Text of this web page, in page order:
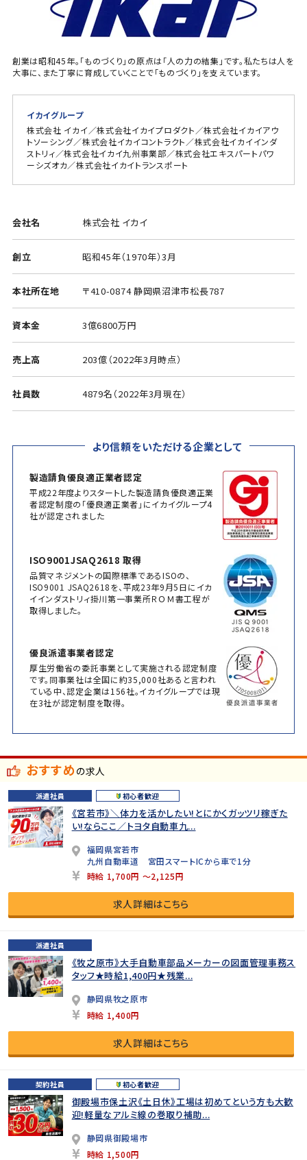
創業は昭和45年。「ものづくり」の原点は「人の力の結集」です。私たちは人を
大事に、また丁寧に育成していくことで「ものづくり」を支えています。
イカイグループ
株式会社 イカイ／株式会社イカイプロダクト／株式会社イカイアウ
トソーシング／株式会社イカイコントラクト／株式会社イカイインダ
ストリィ／株式会社イカイ九州事業部／株式会社エキスパートパワ
ーシズオカ／株式会社イカイトランスポート
会社名 株式会社 イカイ
創立 昭和45年（1970年）3月
本社所在地 〒410-0874 静岡県沼津市松長787
資本金 3億6800万円
売上高 203億（2022年3月時点）
社員数 4879名（2022年3月現在）
より信頼をいただける企業として
製造請負優良適正業者認定
平成22年度よりスタートした製造請負優良適正業
者認定制度の「優良適正業者」にイカイグループ4
社が認定されました
ISO9001JSAQ2618 取得
品質マネジメントの国際標準であるISOの、
ISO9001 JSAQ2618を、平成23年9月5日にイカ
イインダストリィ掛川第一事業所ＲＯＭ書工程が
取得しました。
優良派遣事業者認定
厚生労働省の委託事業として実施される認定制度
です。同事業社は全国に約35,000社あると言われ
ている中、認定企業は156社。イカイグループでは現
在3社が認定制度を取得。
おすすめの求人
派遣社員 初心者歓迎
《宮若市》＼体力を活かしたい!とにかくガッツリ稼ぎた
い!ならここ／トヨタ自動車九...
福岡県宮若市
九州自動車道 宮田スマートICから車で1分
時給 1,700円 ～2,125円
求人詳細はこちら
派遣社員
《牧之原市》大手自動車部品メーカーの図面管理事務ス
タッフ★時給1,400円★残業...
静岡県牧之原市
時給 1,400円
求人詳細はこちら
契約社員 初心者歓迎
御殿場市保土沢《土日休》工場は初めてという方も大歓
迎!軽量なアルミ線の巻取り補助...
静岡県御殿場市
時給 1,500円